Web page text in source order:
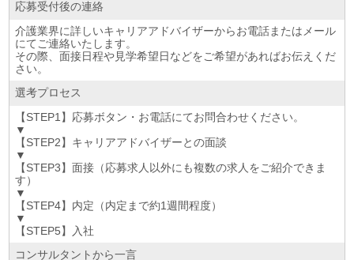
応募受付後の連絡
介護業界に詳しいキャリアアドバイザーからお電話またはメール
にてご連絡いたします。
その際、面接日程や見学希望日などをご希望があればお伝えくだ
さい。
選考プロセス
【STEP1】応募ボタン・お電話にてお問合わせください。
▼
【STEP2】キャリアアドバイザーとの面談
▼
【STEP3】面接（応募求人以外にも複数の求人をご紹介できま
す）
▼
【STEP4】内定（内定まで約1週間程度）
▼
【STEP5】入社
コンサルタントから一言